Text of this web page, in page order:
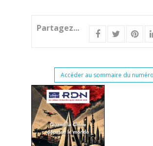
Partagez...
Accéder au sommaire du numéro